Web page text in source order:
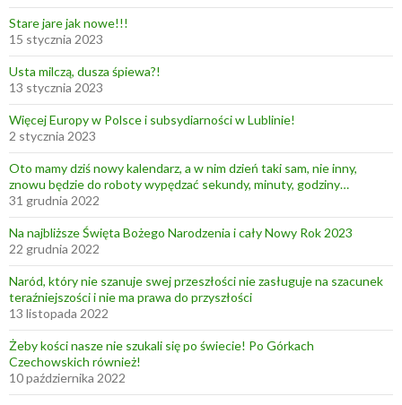
Stare jare jak nowe!!!
15 stycznia 2023
Usta milczą, dusza śpiewa?!
13 stycznia 2023
Więcej Europy w Polsce i subsydiarności w Lublinie!
2 stycznia 2023
Oto mamy dziś nowy kalendarz, a w nim dzień taki sam, nie inny,
znowu będzie do roboty wypędzać sekundy, minuty, godziny…
31 grudnia 2022
Na najbliższe Święta Bożego Narodzenia i cały Nowy Rok 2023
22 grudnia 2022
Naród, który nie szanuje swej przeszłości nie zasługuje na szacunek
teraźniejszości i nie ma prawa do przyszłości
13 listopada 2022
Żeby kości nasze nie szukali się po świecie! Po Górkach
Czechowskich również!
10 października 2022